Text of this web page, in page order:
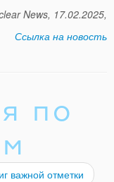
News, 17.02.2025,
Ссылка на новость
по
важной отметки